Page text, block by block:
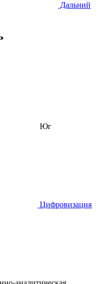
Дальний
Юг
Цифровизация